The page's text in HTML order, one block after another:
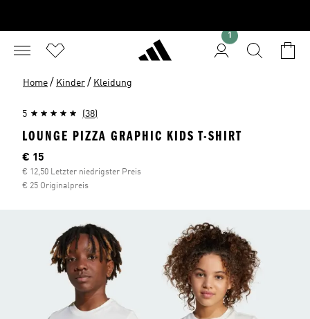
1
Home / Kinder / Kleidung
5 (38)
LOUNGE PIZZA GRAPHIC KIDS T-SHIRT
Aktueller Preis
€ 15
€ 12,50 Letzter niedrigster Preis
€ 25 Originalpreis